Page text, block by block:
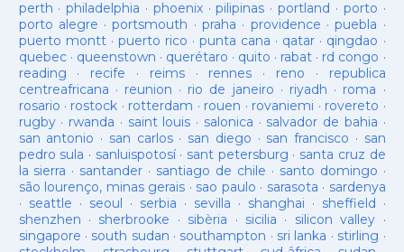
perth ·philadelphia · phoenix·pilipinas ·portland · porto ·
porto alegre ·portsmouth ·praha · providence ·puebla ·
puerto montt· puerto rico ·punta cana · qatar · qingdao ·
quebec· queenstown · querétaro · quito · rabat · rd congo ·
reading · recife · reims· rennes · reno · republica
centreafricana · reunion · rio de janeiro · riyadh · roma ·
rosario · rostock · rotterdam · rouen · rovaniemi · rovereto ·
rugby· rwanda · saint louis · salonica · salvador de bahia ·
san antonio · san carlos· san diego · san francisco · san
pedro sula · sanluispotosí· sant petersburg · santa cruz de
la sierra · santander · santiago de chile · santo domingo ·
são lourenço, minas gerais · sao paulo · sarasota · sardenya
· seattle · seoul · serbia · sevilla · shanghai · sheffield ·
shenzhen · sherbrooke · sibèria · sicilia · silicon valley ·
singapore · south sudan · southampton · sri lanka · stirling ·